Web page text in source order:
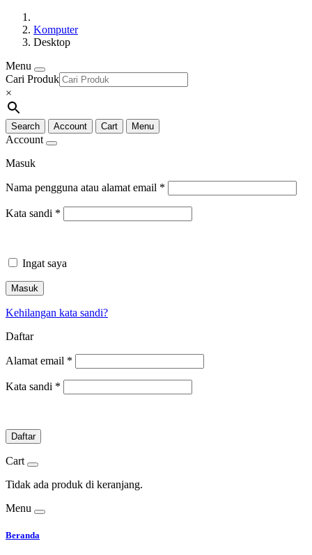
Komputer
Desktop
Menu
Cari Produk
×
Search Account Cart Menu
Account
Masuk
Nama pengguna atau alamat email *
Kata sandi *
Ingat saya
Masuk
Kehilangan kata sandi?
Daftar
Alamat email *
Kata sandi *
Daftar
Cart
Tidak ada produk di keranjang.
Menu
Beranda